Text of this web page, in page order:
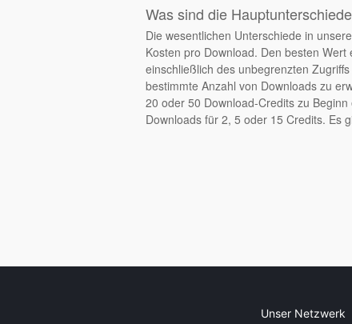
Was sind die
Die wesentlichen Unterschiede in
Kosten pro Download. Den besten
einschließlich des unbegrenzten
bestimmte Anzahl von Downloads zu
20 oder 50 Download-Credits zu
Downloads für 2, 5 oder 15 Credits. Es
Unser Netzwerk